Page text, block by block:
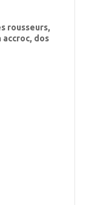
rousseurs,
dos